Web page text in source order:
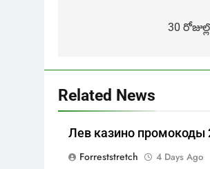
30
Related News
Лев казино промокоды
Forreststretch
4 Days Ago